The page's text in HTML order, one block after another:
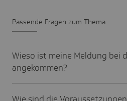
Passende Fragen zum Thema
Wieso ist meine Meldung bei
angekommen?